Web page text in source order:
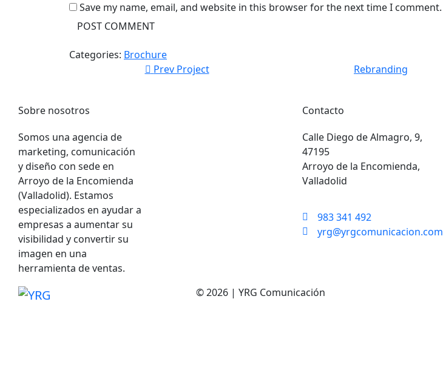
Save my name, email, and website in this browser for the next time I comment.
Categories: Brochure
Prev Project
Rebranding
Sobre nosotros
Somos una agencia de
marketing, comunicación
y diseño con sede en
Arroyo de la Encomienda
(Valladolid). Estamos
especializados en ayudar a
empresas a aumentar su
visibilidad y convertir su
imagen en una
herramienta de ventas.
Contacto
Calle Diego de Almagro, 9,
47195
Arroyo de la Encomienda,
Valladolid
983 341 492
yrg@yrgcomunicacion.com
© 2026 | YRG Comunicación